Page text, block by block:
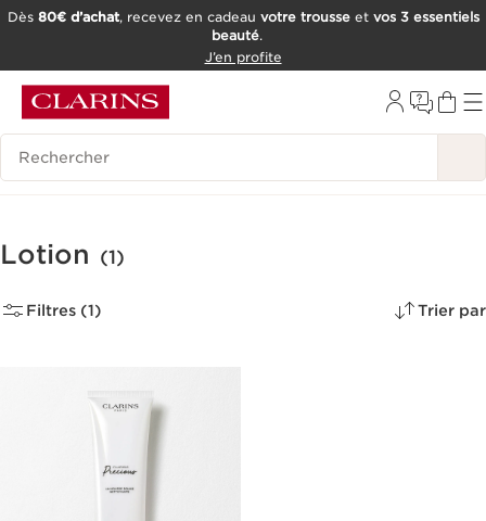
OUTIL D'ACCESSIBILITÉ
Dès 80€ d’achat, recevez en cadeau votre trousseet vos 3 essentiels
beauté.
J’en profite
Historique des recherches
Lotion (1)
Filtres (1) Trier par